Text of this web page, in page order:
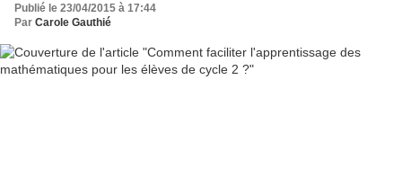
Publié le 23/04/2015 à 17:44
Par Carole Gauthié